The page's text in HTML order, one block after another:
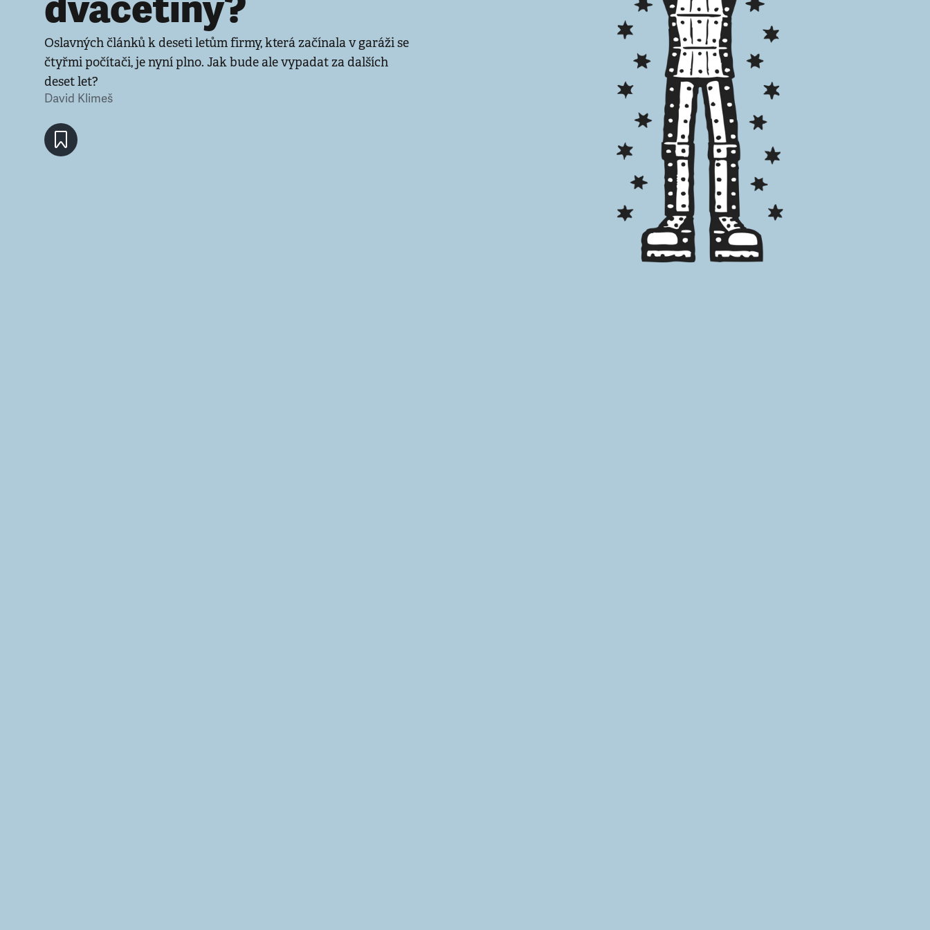
Oslavných článků k deseti letům firmy, která začínala v garáži se
čtyřmi počítači, je nyní plno. Jak bude ale vypadat za dalších
deset let?
David Klimeš